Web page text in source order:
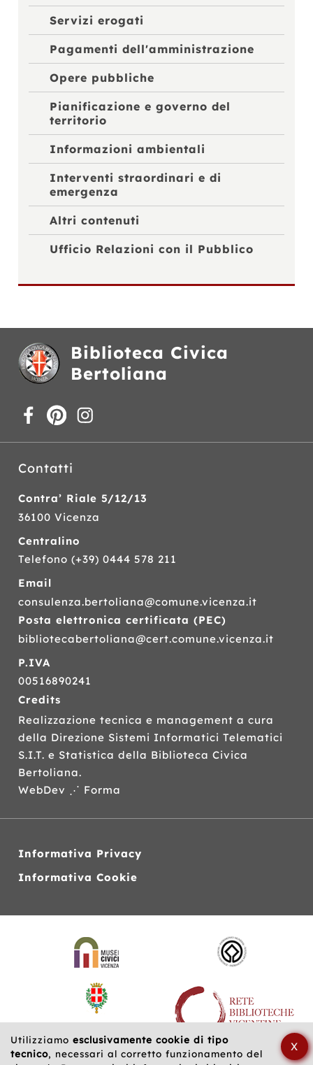
Utilizziamo esclusivamente cookie di tipo
tecnico, necessari al corretto funzionamento del
X
Servizi erogati
Pagamenti dell'amministrazione
Opere pubbliche
Pianificazione e governo del
territorio
Informazioni ambientali
Interventi straordinari e di
emergenza
Altri contenuti
Ufficio Relazioni con il Pubblico
Biblioteca Civica
Bertoliana
Contatti
Contra’ Riale 5/12/13
36100 Vicenza
Centralino
Telefono(+39) 0444 578 211
Email
consulenza.bertoliana@comune.vicenza.it
Posta elettronica certificata (PEC)
bibliotecabertoliana@cert.comune.vicenza.it
P.IVA
00516890241
Credits
Realizzazione tecnica e management a cura
della Direzione Sistemi Informatici Telematici
S.I.T. e Statistica della Biblioteca Civica
Bertoliana.
WebDev ⋰ Forma
Informativa Privacy
Informativa Cookie